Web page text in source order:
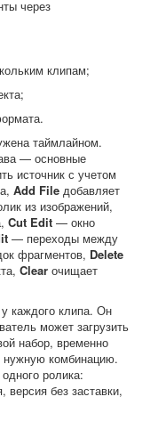
через
клипам;
таймлайном.
— основные
источник с учетом
Add File добавляет
из изображений,
Cut Edit — окно
— переходы между
фрагментов, Delete
Clear очищает
у каждого клипа. Он
может загрузить
набор, временно
нужную комбинацию.
ролика:
версия без заставки,